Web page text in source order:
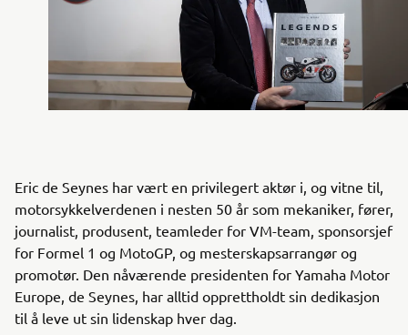
Eric de Seynes har vært en privilegert aktør i, og vitne til,
motorsykkelverdenen i nesten 50 år som mekaniker, fører,
journalist, produsent, teamleder for VM-team, sponsorsjef
for Formel 1 og MotoGP, og mesterskapsarrangør og
promotør. Den nåværende presidenten for Yamaha Motor
Europe, de Seynes, har alltid opprettholdt sin dedikasjon
til å leve ut sin lidenskap hver dag.